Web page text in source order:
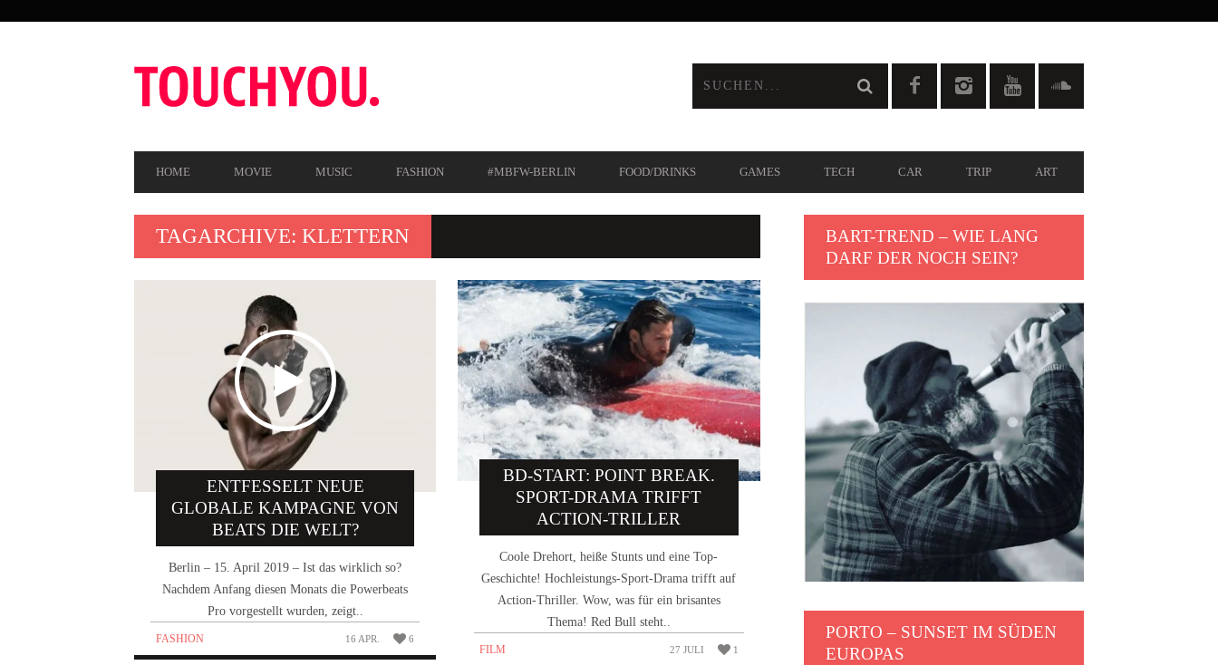
NAVIGATION
HOME MOVIE MUSIC FASHION #MBFW-BERLIN FOOD/DRINKS GAMES TECH CAR TRIP ART
TAGARCHIVE: KLETTERN
ENTFESSELT NEUE
GLOBALE KAMPAGNE VON
BEATS DIE WELT?
Berlin – 15. April 2019 – Ist das wirklich so?
Nachdem Anfang diesen Monats die Powerbeats
Pro vorgestellt wurden, zeigt..
FASHION 16 APR. 6
BD-START: POINT BREAK.
SPORT-DRAMA TRIFFT
ACTION-TRILLER
Coole Drehort, heiße Stunts und eine Top-
Geschichte! Hochleistungs-Sport-Drama trifft auf
Action-Thriller. Wow, was für ein brisantes
Thema! Red Bull steht..
FILM 27 JULI 1
BART-TREND – WIE LANG
DARF DER NOCH SEIN?
PORTO – SUNSET IM SÜDEN
EUROPAS